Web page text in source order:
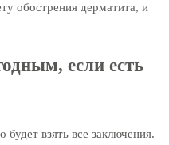
обострения дерматита, и
если есть
взять все заключения.